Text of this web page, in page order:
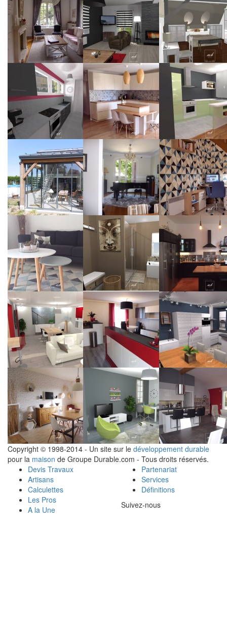
Copyright © 1998-2014 - Un site sur le développement durable
pour la maison de Groupe Durable.com - Tous droits réservés.
Devis Travaux
Artisans
Calculettes
Les Pros
A la Une
Partenariat
Services
Définitions
Suivez-nous